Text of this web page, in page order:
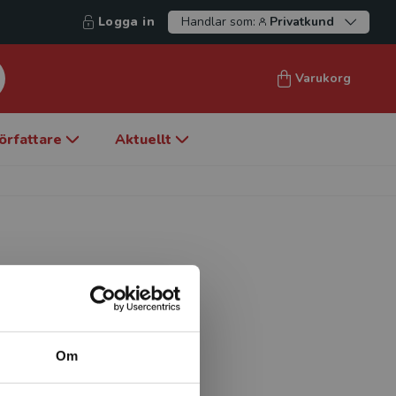
Om
Logga in Handlar som: Privatkund
Varukorg
Aktuellt
har tidigare bedrivit
villkor där hon